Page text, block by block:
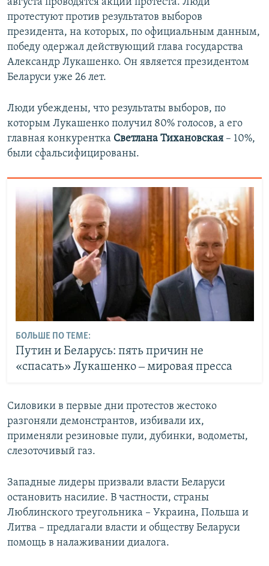
протестуют против результатов выборов
президента, на которых, по официальным данным,
победу одержал действующий глава государства
Александр Лукашенко. Он является президентом
Беларуси уже 26 лет.
Люди убеждены, что результаты выборов, по
которым Лукашенко получил 80% голосов, а его
главная конкурентка Светлана Тихановская – 10%,
были сфальсифицированы.
БОЛЬШЕ ПО ТЕМЕ:
Путин и Беларусь: пять причин не
«спасать» Лукашенко ‒ мировая пресса
Силовики в первые дни протестов жестоко
разгоняли демонстрантов, избивали их,
применяли резиновые пули, дубинки, водометы,
слезоточивый газ.
Западные лидеры призвали власти Беларуси
остановить насилие. В частности, страны
Люблинского треугольника – Украина, Польша и
Литва – предлагали власти и обществу Беларуси
помощь в налаживании диалога.